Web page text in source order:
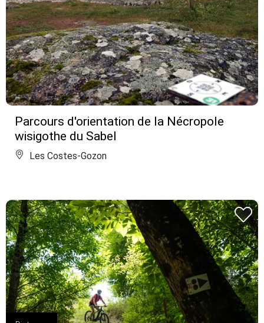
Parcours d'orientation de la Nécropole
wisigothe du Sabel
Les Costes-Gozon